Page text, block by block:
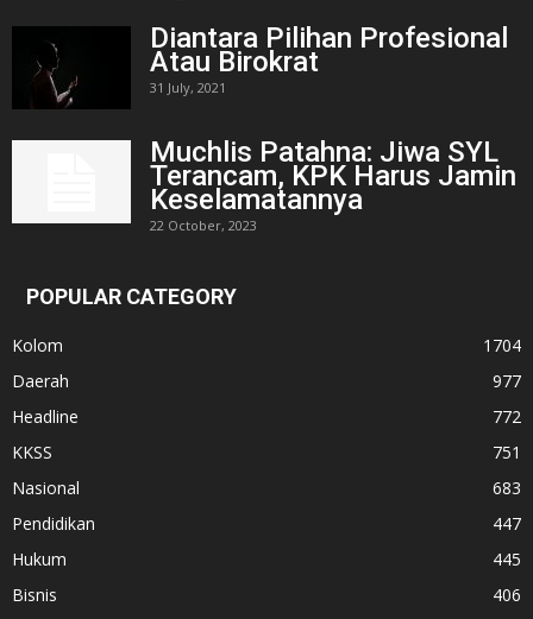
Diantara Pilihan Profesional
Atau Birokrat
31 July, 2021
Muchlis Patahna: Jiwa SYL
Terancam, KPK Harus Jamin
Keselamatannya
22 October, 2023
POPULAR CATEGORY
Kolom
1704
Daerah
977
Headline
772
KKSS
751
Nasional
683
Pendidikan
447
Hukum
445
Bisnis
406